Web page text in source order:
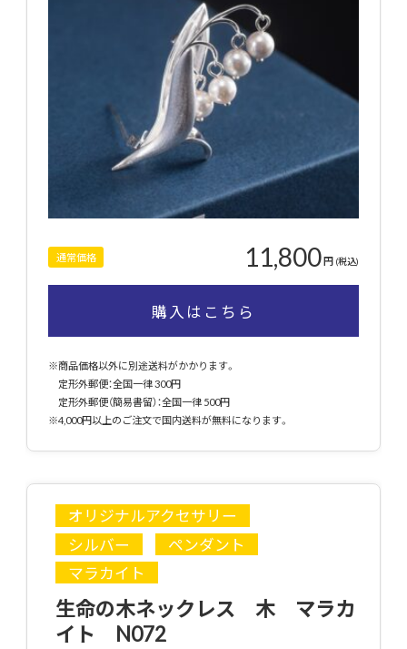
通常価格 11,800円 (税込)
購入はこちら
※商品価格以外に別途送料がかかります。
定形外郵便：全国一律 300円
定形外郵便（簡易書留）：全国一律 500円
※4,000円以上のご注文で国内送料が無料になります。
オリジナルアクセサリー
シルバー
ペンダント
マラカイト
生命の木ネックレス 木 マラカ
イト N072